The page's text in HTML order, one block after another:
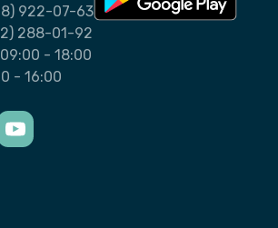
922-07-63
288-01-92
- 18:00
- 16:00